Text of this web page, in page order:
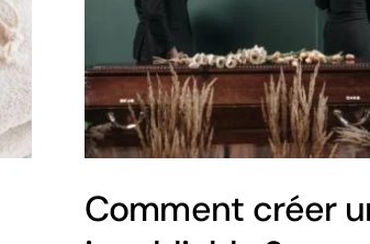
Comment créer